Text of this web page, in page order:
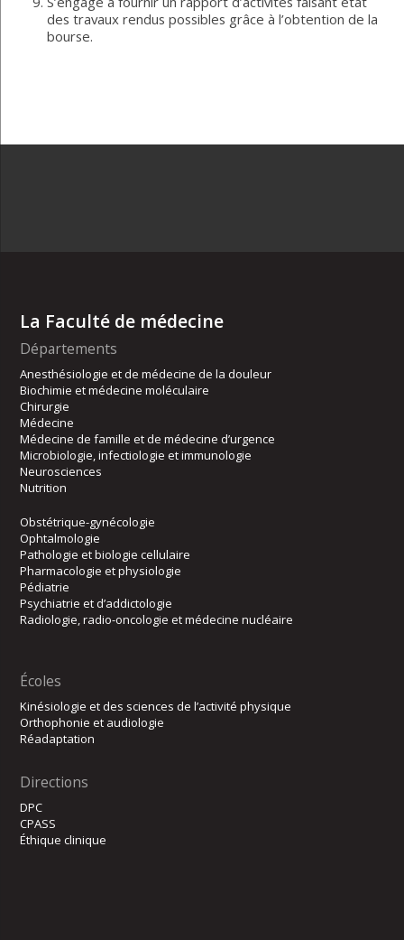
des travaux rendus possibles grâce à l’obtention de la
bourse.
La Faculté de médecine
Départements
Anesthésiologie et de médecine de la douleur
Biochimie et médecine moléculaire
Chirurgie
Médecine
Médecine de famille et de médecine d’urgence
Microbiologie, infectiologie et immunologie
Neurosciences
Nutrition
Obstétrique-gynécologie
Ophtalmologie
Pathologie et biologie cellulaire
Pharmacologie et physiologie
Pédiatrie
Psychiatrie et d’addictologie
Radiologie, radio-oncologie et médecine nucléaire
Écoles
Kinésiologie et des sciences de l’activité physique
Orthophonie et audiologie
Réadaptation
Directions
DPC
CPASS
Éthique clinique